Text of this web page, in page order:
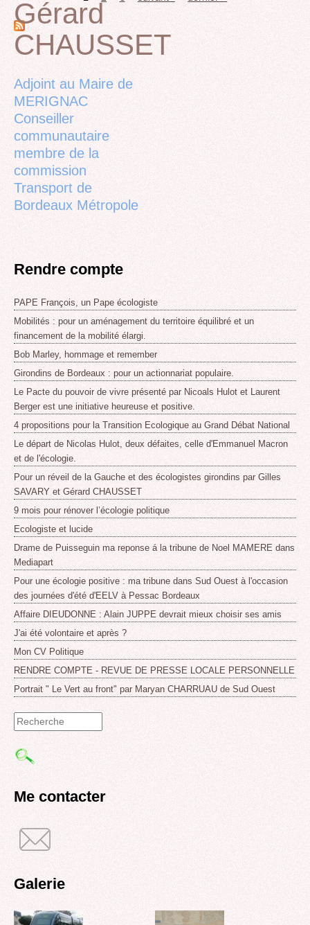
Pages
Back
to
Gérard
CHAUSSET
Adjoint au Maire de
MERIGNAC
Conseiller
communautaire
membre de la
commission
Transport de
Bordeaux Métropole
Rendre compte
PAPE François, un Pape écologiste
Mobilités : pour un aménagement du territoire équilibré et un
financement de la mobilité élargi.
Bob Marley, hommage et remember
Girondins de Bordeaux : pour un actionnariat populaire.
Le Pacte du pouvoir de vivre présenté par Nicoals Hulot et Laurent
Berger est une initiative heureuse et positive.
4 propositions pour la Transition Ecologique au Grand Débat National
Le départ de Nicolas Hulot, deux défaites, celle d'Emmanuel Macron
et de l'écologie.
Pour un réveil de la Gauche et des écologistes girondins par Gilles
SAVARY et Gérard CHAUSSET
9 mois pour rénover l’écologie politique
Ecologiste et lucide
Drame de Puisseguin ma reponse á la tribune de Noel MAMERE dans
Mediapart
Pour une écologie positive : ma tribune dans Sud Ouest à l'occasion
des journées d'été d'EELV à Pessac Bordeaux
Affaire DIEUDONNE : Alain JUPPE devrait mieux choisir ses amis
J'ai été volontaire et après ?
Mon CV Politique
RENDRE COMPTE - REVUE DE PRESSE LOCALE PERSONNELLE
Portrait " Le Vert au front" par Maryan CHARRUAU de Sud Ouest
de
Me contacter
Galerie